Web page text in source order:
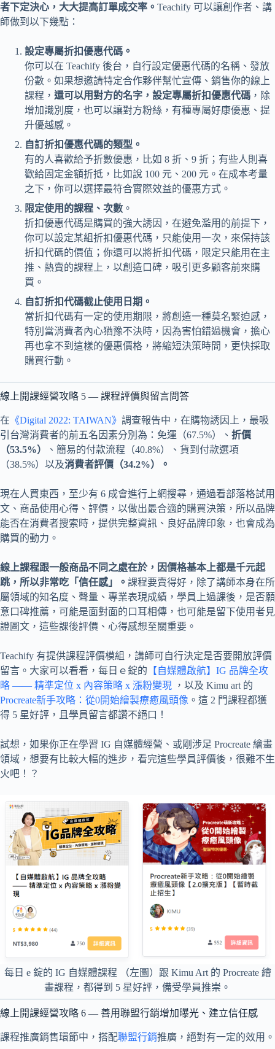
者下定決心，大大提高訂單成交率。 Teachify 可以讓創作者、講
師做到以下幾點：
設定專屬折扣優惠代碼。
你可以在 Teachify 後台，自行設定優惠代碼的名稱、發放
份數。如果想邀請特定合作夥伴幫忙宣傳、銷售你的線上
課程， 還可以用對方的名字，設定專屬折扣優惠代碼 ，除
增加識別度，也可以讓對方粉絲，有種專屬好康優惠、提
升優越感。
自訂折扣優惠代碼的類型。
有的人喜歡給予折數優惠，比如 8 折、9 折；有些人則喜
歡給固定金額折抵，比如說 100 元、200 元。在成本考量
之下，你可以選擇最符合實際效益的優惠方式。
限定使用的課程、次數 。
折扣優惠代碼是購買的強大誘因，在避免濫用的前提下，
你可以設定某組折扣優惠代碼，只能使用一次，來保持該
折扣代碼的價值；你還可以將折扣代碼，限定只能用在主
推、熱賣的課程上，以創造口碑，吸引更多顧客前來購
買。
自訂折扣代碼截止使用日期。
當折扣代碼有一定的使用期限，將創造一種莫名緊迫感，
特別當消費者內心猶豫不決時，因為害怕錯過機會，擔心
再也拿不到這樣的優惠價格，將縮短決策時間，更快採取
購買行動。
線上開課經營攻略 5 — 課程評價與留言問答
在 《Digital 2022: TAIWAN》 調查報告中，在購物誘因上，最吸
引台灣消費者的前五名因素分別為：免運（67.5%）、 折價
（53.5%）
、簡易的付款流程（40.8%）、貨到付款選項
（38.5%）以及消費者評價（34.2%）。
現在人買東西，至少有 6 成會進行上網搜尋，通過看部落格試用
文、商品使用心得、評價，以做出最合適的購買決策，所以品牌
能否在消費者搜索時，提供完整資訊、良好品牌印象，也會成為
購買的動力。
線上課程跟一般商品不同之處在於，因價格基本上都是千元起
跳，所以非常吃「信任感」。 課程要賣得好，除了講師本身在所
屬領域的知名度、聲量、專業表現成績，學員上過課後，是否願
意口碑推薦，可能是面對面的口耳相傳，也可能是留下使用者見
證圖文，這些課後評價、心得感想至關重要。
Teachify 有提供課程評價模組，講師可自行決定是否要開放評價
留言。大家可以看看，每日ｅ錠的 【自媒體啟航】IG 品牌全攻
略 —— 精準定位 x 內容策略 x 漲粉變現 ，以及 Kimu art 的
Procreate新手攻略：從0開始繪製療癒風頭像 。這 2 門課程都獲
得 5 星好評，且學員留言都讚不絕口！
試想，如果你正在學習 IG 自媒體經營、或剛涉足 Procreate 繪畫
領域，想要有比較大幅的進步，看完這些學員評價後，很難不生
火吧！？
每日 e 錠的 IG 自媒體課程 （左圖）跟 Kimu Art 的 Procreate 繪
畫課程，都得到 5 星好評，備受學員推崇。
線上開課經營攻略 6 — 善用聯盟行銷增加曝光、建立信任感
課程推廣銷售環節中，搭配聯盟行銷推廣，絕對有一定的效用。